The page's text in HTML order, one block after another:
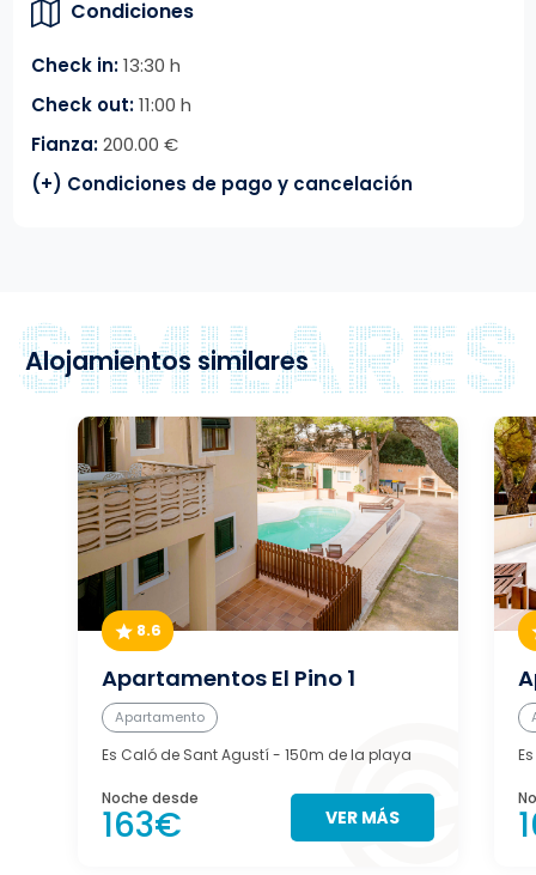
Condiciones
Check in:13:30 h
Check out:11:00 h
Fianza:200.00 €
(+) Condiciones de pago y cancelación
Alojamientos similares
8.6
Apartamentos El Pino 1
Apartamento
Es Caló de Sant Agustí- 150m de la playa
Noche desde
163€ VER MÁS